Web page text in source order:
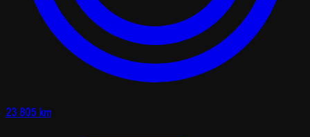
23 805 km